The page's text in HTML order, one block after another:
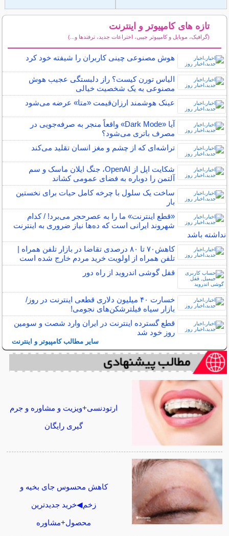
تازه های کامپیوتر و اینترنت
(گرافیک، موبایل و کامپیوتر جیبی، اختراعات جدید، ترفندها و...)
هوش مصنوعی چینی کاربران را شیفته خود کرد
الیاس تورن کیست؟ راز دلبستگی عجیب هوش
مصنوعی به یک شخصیت خیالی
عینک هوشمند ارزان‌قیمت «متا» عرضه می‌شود
آیا «Dark Mode» واقعاً منجر به صرفه‌جویی در
مصرف باتری می‌شود؟
تراشه‌ای که از چشم و مغز انسان تقلید می‌کند
شکایت اپل از OpenAI، جنگ ایلان ماسک و سم
آلتمن را دوباره به فضای عمومی کشاند
ساخت یک سلول با چرخه کامل حیات برای نخستین
بار
«قطع اینترنت» ما را به عصرحجر می‌برد! / کدام
شهروند ایرانی است که ده‌ها نیاز ضروری به اینترنت
نداشته باشد
کاهش۷۰ تا ۸۰ درصدی تقاضا در بازار تلفن همراه |
تلفن همراه از اولویت خرید مردم خارج شده است
قفل گوشی اندروید از راه دور
خسارت ۴۰ میلیون دلاری قطعی اینترنت در روز/
بازار سیاه فیلترشکن‌های نجومی!
قطع گسترده اینترنت در ایران وارد شصت و سومین
روز خود شد
سایر مطالب کامپیوتر و اینترنت
ارتودنسی+ویزیت و مشاوره و جرم
گیری رایگان
کاهش محسوس جای بخیه و
زخم◀خرید جدیدترین
محصول+مشاوره